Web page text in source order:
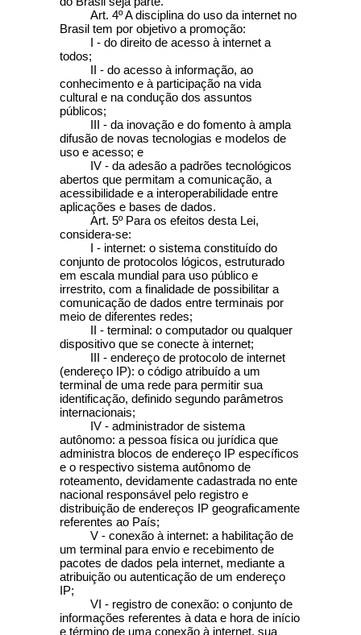
Art. 4º A disciplina do uso da internet no
Brasil tem por objetivo a promoção:
I - do direito de acesso à internet a
todos;
II - do acesso à informação, ao
conhecimento e à participação na vida
cultural e na condução dos assuntos
públicos;
III - da inovação e do fomento à ampla
difusão de novas tecnologias e modelos de
uso e acesso; e
IV - da adesão a padrões tecnológicos
abertos que permitam a comunicação, a
acessibilidade e a interoperabilidade entre
aplicações e bases de dados.
Art. 5º Para os efeitos desta Lei,
considera-se:
I - internet: o sistema constituído do
conjunto de protocolos lógicos, estruturado
em escala mundial para uso público e
irrestrito, com a finalidade de possibilitar a
comunicação de dados entre terminais por
meio de diferentes redes;
II - terminal: o computador ou qualquer
dispositivo que se conecte à internet;
III - endereço de protocolo de internet
(endereço IP): o código atribuído a um
terminal de uma rede para permitir sua
identificação, definido segundo parâmetros
internacionais;
IV - administrador de sistema
autônomo: a pessoa física ou jurídica que
administra blocos de endereço IP específicos
e o respectivo sistema autônomo de
roteamento, devidamente cadastrada no ente
nacional responsável pelo registro e
distribuição de endereços IP geograficamente
referentes ao País;
V - conexão à internet: a habilitação de
um terminal para envio e recebimento de
pacotes de dados pela internet, mediante a
atribuição ou autenticação de um endereço
IP;
VI - registro de conexão: o conjunto de
informações referentes à data e hora de início
e término de uma conexão à internet, sua